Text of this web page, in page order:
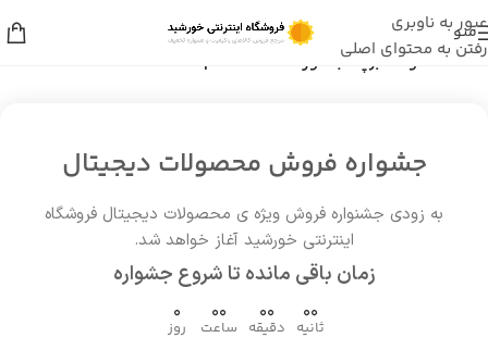
عبور به ناوبری
رفتن به محتوای اصلی
منو
خانه/ محصولات برچسب خورده “LENOVO Thinkpad T495”
جشواره فروش محصولات دیجیتال
به زودی جشنواره فروش ویژه ی محصولات دیجیتال فروشگاه
اینترنتی خورشید آغاز خواهد شد.
زمان باقی مانده تا شروع جشواره
0
روز
00
ساعت
00
دقیقه
00
ثانیه